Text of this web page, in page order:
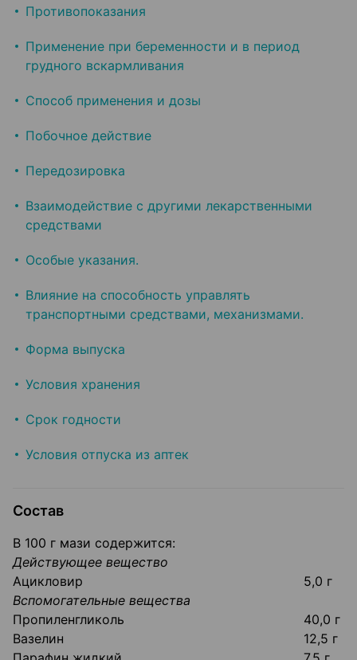
Противопоказания
Применение при беременности и в период
грудного вскармливания
Способ применения и дозы
Побочное действие
Передозировка
Взаимодействие с другими лекарственными
средствами
Особые указания.
Влияние на способность управлять
транспортными средствами, механизмами.
Форма выпуска
Условия хранения
Срок годности
Условия отпуска из аптек
Состав
В 100 г мази содержится:⁠
Действующее вещество
Ацикловир
5,0 г
Вспомогательные вещества
Пропиленгликоль
40,0 г
Вазелин
12,5 г